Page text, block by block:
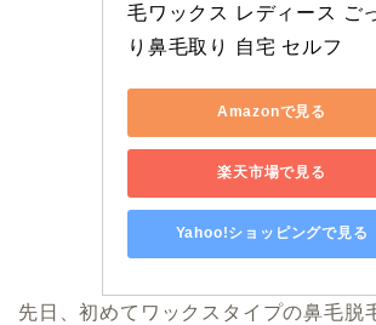
毛ワックス レディース ご
り鼻毛取り 自宅 セルフ
Amazonで見る
楽天市場で見る
Yahoo!ショッピングで見る
先日、初めてワックスタイプの鼻毛脱